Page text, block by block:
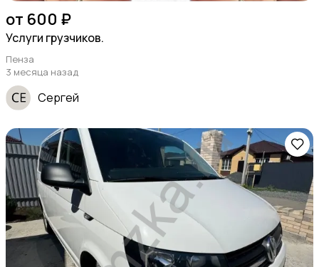
от 600 ₽
Услуги грузчиков.
Пенза
3 месяца назад
Сергей